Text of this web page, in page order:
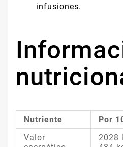
infusiones.
Nutriente
Por
Valor
2028